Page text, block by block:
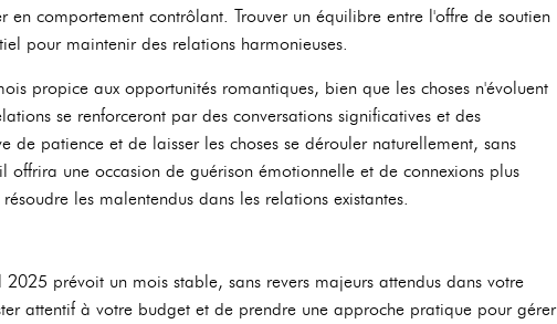
en comportement contrôlant. Trouver un équilibre entre l'offre de soutien
pour maintenir des relations harmonieuses.
propice aux opportunités romantiques, bien que les choses n'évoluent
se renforceront par des conversations significatives et des
de patience et de laisser les choses se dérouler naturellement, sans
une occasion de guérison émotionnelle et de connexions plus
les malentendus dans les relations existantes.
prévoit un mois stable, sans revers majeurs attendus dans votre
attentif à votre budget et de prendre une approche pratique pour gérer